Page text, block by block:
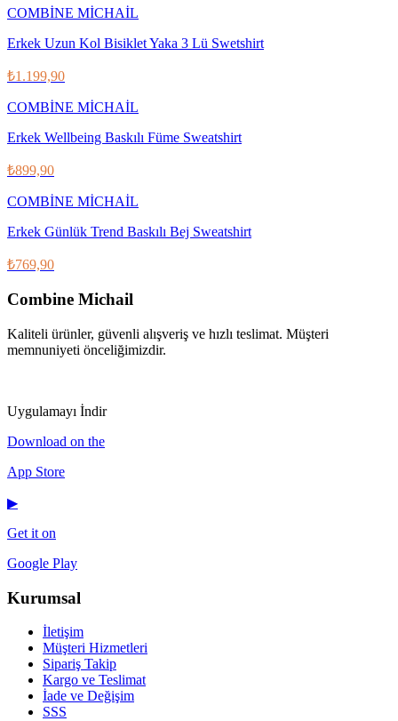
COMBİNE MİCHAİL
Erkek Uzun Kol Bisiklet Yaka 3 Lü Swetshirt
₺1.199,90
COMBİNE MİCHAİL
Erkek Wellbeing Baskılı Füme Sweatshirt
₺899,90
COMBİNE MİCHAİL
Erkek Günlük Trend Baskılı Bej Sweatshirt
₺769,90
Combine Michail
Kaliteli ürünler, güvenli alışveriş ve hızlı teslimat. Müşteri
memnuniyeti önceliğimizdir.
Uygulamayı İndir
Download on the
App Store
▶
Get it on
Google Play
Kurumsal
İletişim
Müşteri Hizmetleri
Sipariş Takip
Kargo ve Teslimat
İade ve Değişim
SSS